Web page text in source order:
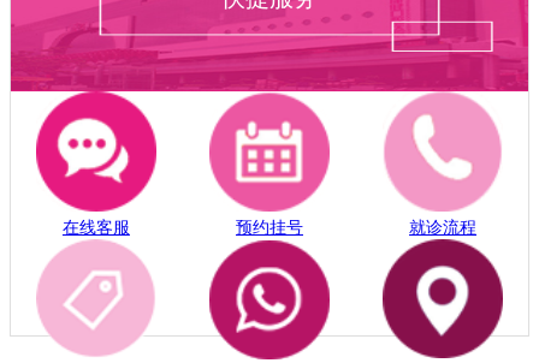
在线客服 预约挂号 就诊流程